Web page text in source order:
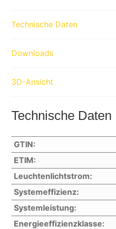
Technische Daten
Downloads
3D-Ansicht
Technische Daten
GTIN:
ETIM:
Leuchtenlichtstrom:
Systemeffizienz:
Systemleistung:
Energieeffizienzklasse: